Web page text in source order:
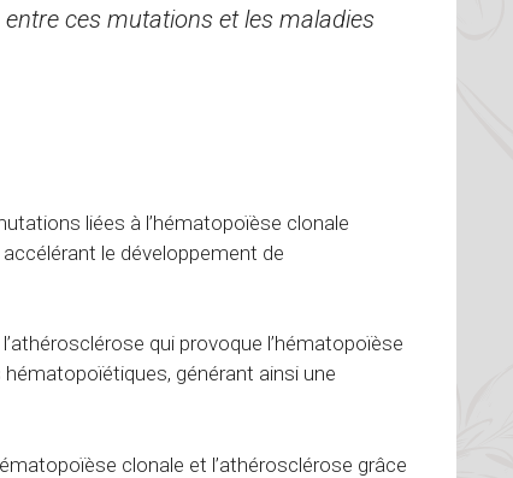
ces mutations et les maladies
liées à l’hématopoïèse clonale
le développement de
qui provoque l’hématopoïèse
générant ainsi une
clonale et l’athérosclérose grâce